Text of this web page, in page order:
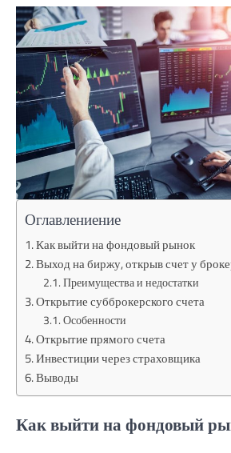
Оглавлениение
Как выйти на фондовый рынок
Выход на биржу, открыв счет у
Преимущества и недостатки
Открытие субброкерского счета
Особенности
Открытие прямого счета
Инвестиции через страховщика
Выводы
Как выйти на фондовый